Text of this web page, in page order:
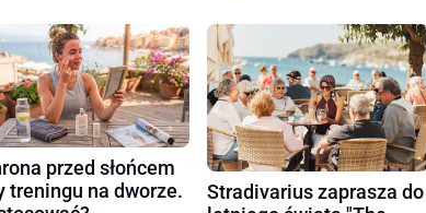
przed słońcem
treningu na dworze.
Stradivarius zaprasza do